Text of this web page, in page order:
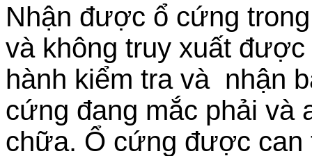
Nhận được ổ cứng
và không truy xuất
hành kiểm tra và nhận
cứng đang mắc phải và
chữa. Ổ cứng được can